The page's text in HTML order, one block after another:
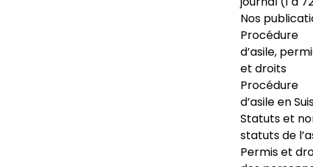
Nos
Procédure
d’asile,
et droits
Procédure
d’asile en
Statuts et
statuts de
Permis et